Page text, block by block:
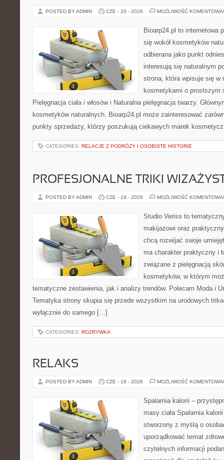
POSTED BY ADMIN CZE - 20 - 2026 MOŻLIWOŚĆ
Bioarp24.pl to internetowa
się wokół kosmetyków
odbierana jako punkt
interesują się naturalnym
strona, która wpisuje się w
kosmetykami o prostszym
Pielęgnacja ciała i włosów i Naturalna pielęgnacja twarzy.
kosmetyków naturalnych. Bioarp24.pl może zainteresować
punkty sprzedaży, którzy poszukują ciekawych marek
CATEGORIES: RELACJE Z PODRÓŻY I OSOBISTE HISTORIE
PROFESJONALNE TRIKI
POSTED BY ADMIN CZE - 19 - 2026 MOŻLIWOŚĆ
Studio Veriss to
makijażowi oraz
chcą rozwijać swoje
ma charakter praktyczny i
związane z pielęgnacją
kosmetyków, w którym
tematyczne zestawienia, jak i analizy trendów. Polecam Moda i
Tematyka strony skupia się przede wszystkim na urodowych
wyłącznie do samego […]
CATEGORIES: ROZRYWKA
RELAKS
POSTED BY ADMIN CZE - 18 - 2026 MOŻLIWOŚĆ
Spalarnia kalorii –
masy ciała Spalarnia
stworzony z myślą o
uporządkować temat
czytelnych informacji